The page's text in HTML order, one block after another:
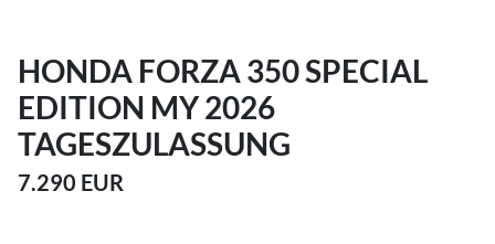
HONDA FORZA 350 SPECIAL
EDITION MY 2026
TAGESZULASSUNG
7.290 EUR